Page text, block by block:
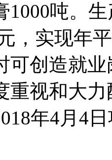
1000吨。
，实现年
可创造就
重视和大
年4月4